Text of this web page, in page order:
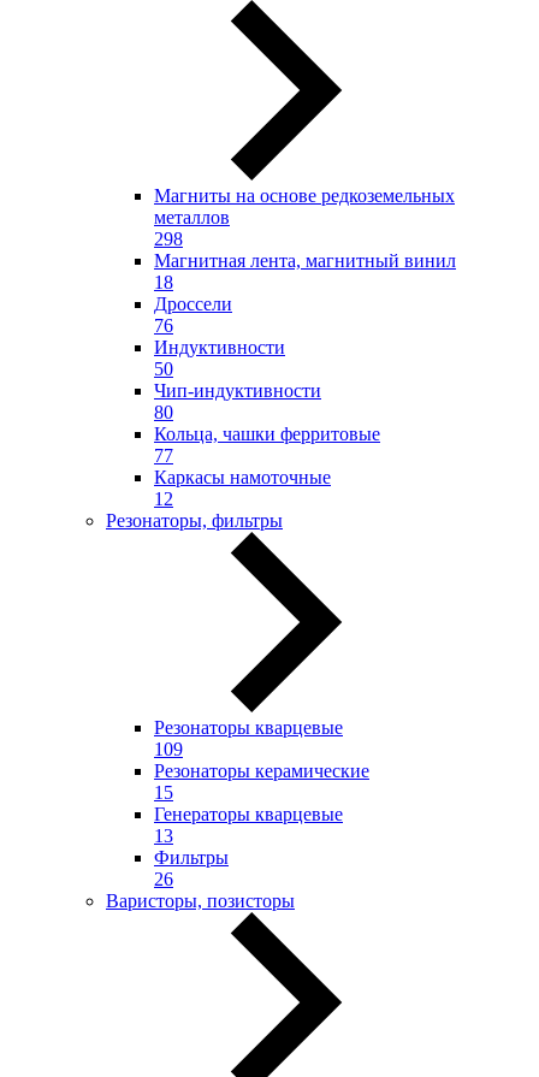
Магниты на основе редкоземельных
металлов
298
Магнитная лента, магнитный винил
18
Дроссели
76
Индуктивности
50
Чип-индуктивности
80
Кольца, чашки ферритовые
77
Каркасы намоточные
12
Резонаторы, фильтры
Резонаторы кварцевые
109
Резонаторы керамические
15
Генераторы кварцевые
13
Фильтры
26
Варисторы, позисторы